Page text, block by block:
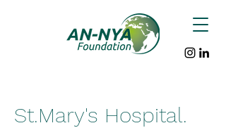
St.Mary's Hospital.